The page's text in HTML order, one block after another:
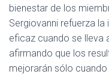
bienestar de los
Sergiovanni refuerza
eficaz cuando se lleva
afirmando que los
mejorarán sólo